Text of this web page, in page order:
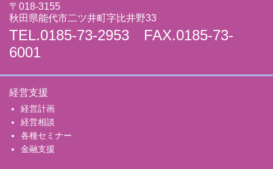
〒018-3155
秋田県能代市二ツ井町字比井野33
TEL.0185-73-2953 FAX.0185-73-
6001
経営支援
経営計画
経営相談
各種セミナー
金融支援